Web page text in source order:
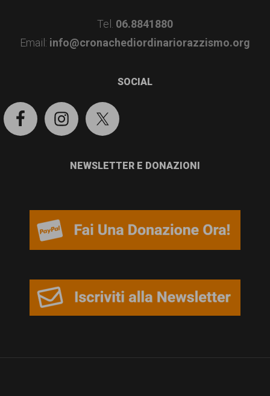
Tel. 06.8841880
Email: info@cronachediordinariorazzismo.org
SOCIAL
NEWSLETTER E DONAZIONI